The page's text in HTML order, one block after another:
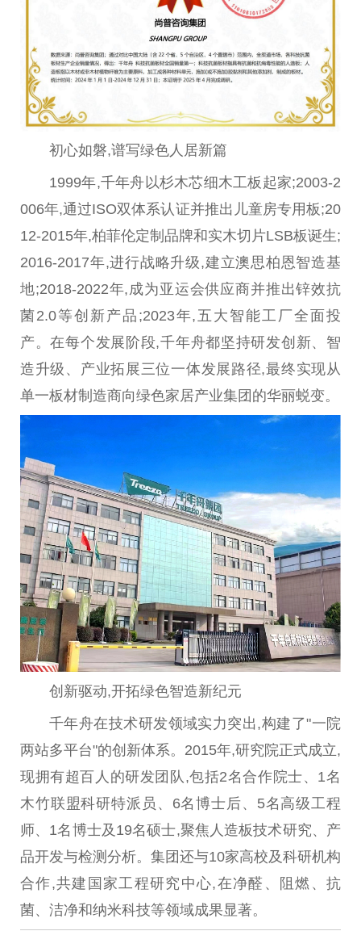
初心如磐,谱写绿色人居新篇
1999年,千年舟以杉木芯细木工板起家;2003-2
006年,通过ISO双体系认证并推出儿童房专用板;20
12-2015年,柏菲伦定制品牌和实木切片LSB板诞生;
2016-2017年,进行战略升级,建立澳思柏恩智造基
地;2018-2022年,成为亚运会供应商并推出锌效抗
菌2.0等创新产品;2023年,五大智能工厂全面投
产。在每个发展阶段,千年舟都坚持研发创新、智
造升级、产业拓展三位一体发展路径,最终实现从
单一板材制造商向绿色家居产业集团的华丽蜕变。
创新驱动,开拓绿色智造新纪元
千年舟在技术研发领域实力突出,构建了"一院
两站多平台"的创新体系。2015年,研究院正式成立,
现拥有超百人的研发团队,包括2名合作院士、1名
木竹联盟科研特派员、6名博士后、5名高级工程
师、1名博士及19名硕士,聚焦人造板技术研究、产
品开发与检测分析。集团还与10家高校及科研机构
合作,共建国 家工程研究中心,在净醛、阻燃、抗
菌、洁净和纳米科技等领域成果显著。